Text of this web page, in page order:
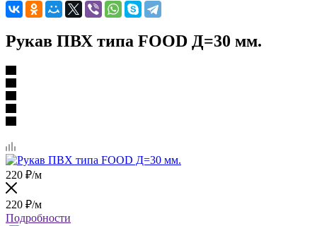
Рукав ПВХ типа FOOD Д=30 мм.
220 ₽/м
220 ₽/м
Подробности